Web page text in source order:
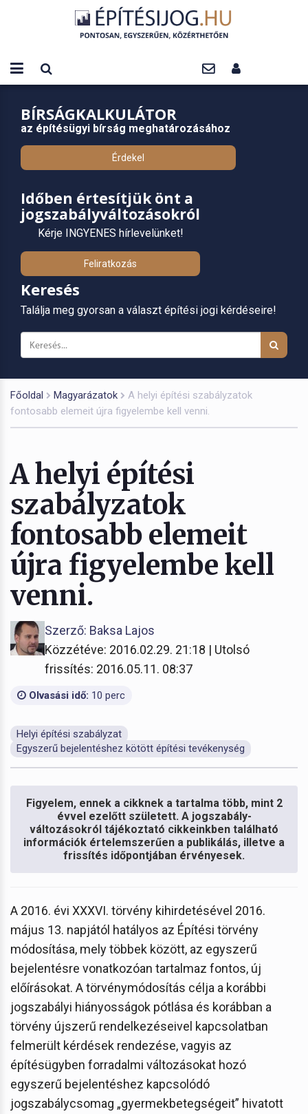
BÍRSÁGKALKULÁTOR
az építésügyi bírság meghatározásához
Érdekel
Időben értesítjük önt a
jogszabályváltozásokról
Kérje INGYENES hírlevelünket!
Feliratkozás
Keresés
Találja meg gyorsan a választ építési jogi kérdéseire!
Főoldal Magyarázatok
A helyi építési szabályzatok
fontosabb elemeit újra figyelembe kell venni.
A helyi építési
szabályzatok
fontosabb elemeit
újra figyelembe kell
venni.
Szerző: Baksa Lajos
Közzétéve: 2016.02.29. 21:18 | Utolsó
frissítés: 2016.05.11. 08:37
Olvasási idő: 10 perc
Helyi építési szabályzat
Egyszerű bejelentéshez kötött építési tevékenység
Figyelem, ennek a cikknek a tartalma több, mint 2
évvel ezelőtt született. A jogszabály-
változásokról tájékoztató cikkeinkben található
információk értelemszerűen a publikálás, illetve a
frissítés időpontjában érvényesek.
A 2016. évi XXXVI. törvény kihirdetésével 2016.
május 13. napjától hatályos az Építési törvény
módosítása, mely többek között, az egyszerű
bejelentésre vonatkozóan tartalmaz fontos, új
előírásokat. A törvénymódosítás célja a korábbi
jogszabályi hiányosságok pótlása és korábban a
törvény újszerű rendelkezéseivel kapcsolatban
felmerült kérdések rendezése, vagyis az
építésügyben forradalmi változásokat hozó
egyszerű bejelentéshez kapcsolódó
jogszabálycsomag „gyermekbetegségeit” hivatott